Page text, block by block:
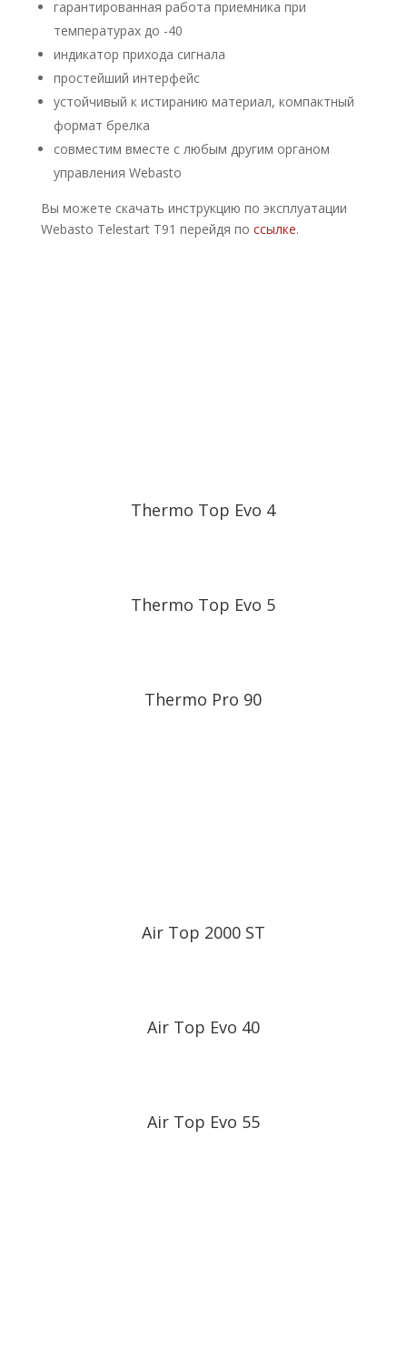
гарантированная работа приемника при
температурах до -40
индикатор прихода сигнала
простейший интерфейс
устойчивый к истиранию материал, компактный
формат брелка
совместим вместе с любым другим органом
управления Webasto
Вы можете скачать инструкцию по эксплуатации
Webasto Telestart T91 перейдя по ссылке.
Thermo Top Evo 4
Thermo Top Evo 5
Thermo Pro 90
Air Top 2000 ST
Air Top Evo 40
Air Top Evo 55